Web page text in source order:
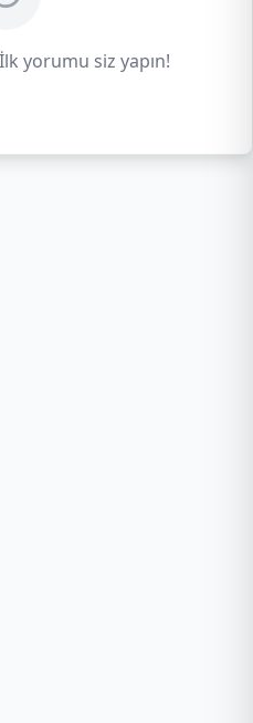
yorumu siz yapın!